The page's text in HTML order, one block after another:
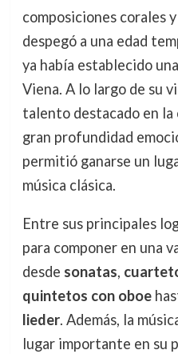
composiciones corales
despegó a una edad
ya había establecido
Viena. A lo largo de su
talento destacado en la
gran profundidad
permitió ganarse un
música clásica.
Entre sus principales
para componer en una
desde sonatas,
quintetos con oboe
lieder. Además, la
lugar importante en su